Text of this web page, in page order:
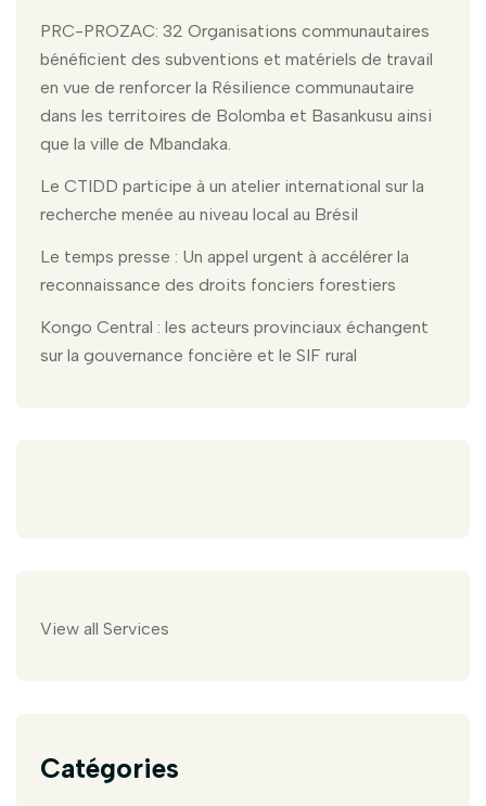
PRC-PROZAC: 32 Organisations communautaires
bénéficient des subventions et matériels de travail
en vue de renforcer la Résilience communautaire
dans les territoires de Bolomba et Basankusu ainsi
que la ville de Mbandaka.
Le CTIDD participe à un atelier international sur la
recherche menée au niveau local au Brésil
Le temps presse : Un appel urgent à accélérer la
reconnaissance des droits fonciers forestiers
Kongo Central : les acteurs provinciaux échangent
sur la gouvernance foncière et le SIF rural
View all Services
Catégories